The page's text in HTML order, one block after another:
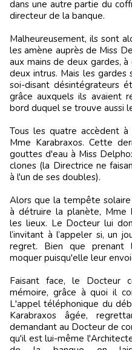
dans une autre partie du
directeur de la banque.
Malheureusement, ils sont
les amène auprès de Miss
aux mains de deux gardes,
deux intrus. Mais les
soi-disant désintégrateurs
grâce auxquels ils avaient
bord duquel se trouve aussi
Tous les quatre accèdent
Mme Karabraxos. Cette
gouttes d'eau à Miss
clones (la Directrice ne
à l'un de ses doubles).
Alors que la tempête
à détruire la planète, Mme
les lieux. Le Docteur lui
l’invitant à l’appeler si, un
regret. Bien que prenant
moquer puisqu'elle leur
Faisant face, le Docteur
mémoire, grâce à quoi il
L'appel téléphonique du
Karabraxos âgée,
demandant au Docteur de
qu'il est lui-même